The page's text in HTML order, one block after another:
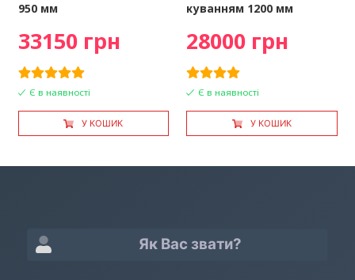
950 мм
33150 грн
Є в наявності
У КОШИК
куванням 1200 мм
28000 грн
Є в наявності
У КОШИК